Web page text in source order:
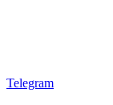
Telegram